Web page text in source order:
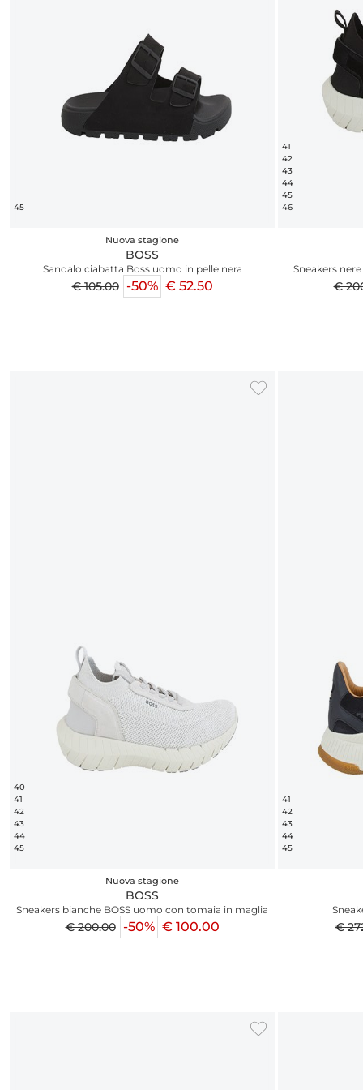
45
Nuova stagione
BOSS
Sandalo ciabatta Boss uomo in pelle nera
€ 105.00 -50% € 52.50
41
42
43
44
45
46
Sneakers
€
40
41
42
43
44
45
Nuova stagione
BOSS
Sneakers bianche BOSS uomo con tomaia in maglia
€ 200.00 -50% € 100.00
41
42
43
44
45
€